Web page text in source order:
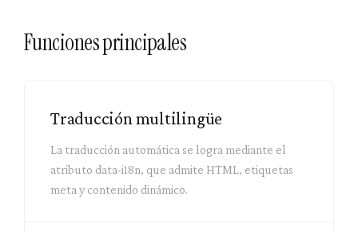
Funciones principales
Traducción multilingüe
La traducción automática se logra mediante el
atributo data-i18n, que admite HTML, etiquetas
meta y contenido dinámico.